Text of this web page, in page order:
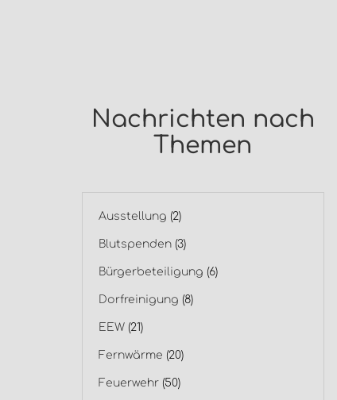
Nachrichten nach
Themen
Ausstellung (2)
Blutspenden(3)
Bürgerbeteiligung (6)
Dorfreinigung (8)
EEW(21)
Fernwärme (20)
Feuerwehr(50)